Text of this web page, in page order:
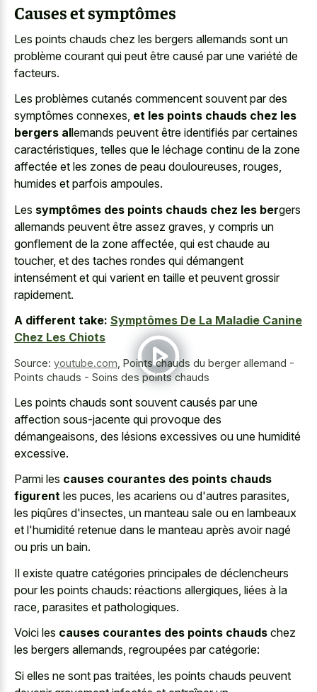
Causes et symptômes
Les points chauds chez les bergers allemands sont un
problème courant qui peut être causé par une variété de
facteurs.
Les problèmes cutanés commencent souvent par des
symptômes connexes, et les points chauds chez les
bergers allemands peuvent être identifiés par certaines
caractéristiques, telles que le léchage continu de la zone
affectée et les zones de peau douloureuses, rouges,
humides et parfois ampoules.
Les symptômes des points chauds chez les bergers
allemands peuvent être assez graves, y compris un
gonflement de la zone affectée, qui est chaude au
toucher, et des taches rondes qui démangent
intensément et qui varient en taille et peuvent grossir
rapidement.
A different take: Symptômes De La Maladie Canine
Chez Les Chiots
Source: youtube.com Points chauds du berger allemand -
Points chauds - Soins des points chauds
Les points chauds sont souvent causés par une
affection sous-jacente qui provoque des
démangeaisons, des lésions excessives ou une humidité
excessive.
Parmi les causes courantes des points chauds
figurent les puces, les acariens ou d'autres parasites,
les piqûres d'insectes, un manteau sale ou en lambeaux
et l'humidité retenue dans le manteau après avoir nagé
ou pris un bain.
Il existe quatre catégories principales de déclencheurs
pour les points chauds: réactions allergiques, liées à la
race, parasites et pathologiques.
Voici les causes courantes des points chauds chez
les bergers allemands, regroupées par catégorie:
Si elles ne sont pas traitées, les points chauds peuvent